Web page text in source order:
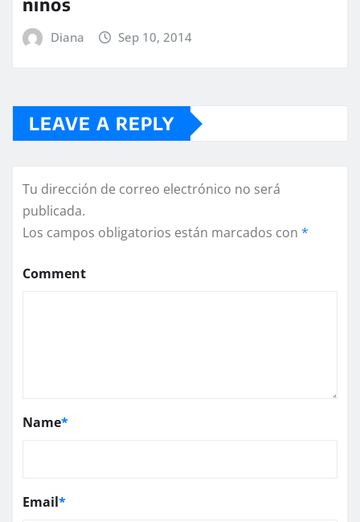
Diana Sep 10, 2014
LEAVE A REPLY
Tu dirección de correo electrónico no será
publicada.
Los campos obligatorios están marcados con *
Comment
Name*
Email*